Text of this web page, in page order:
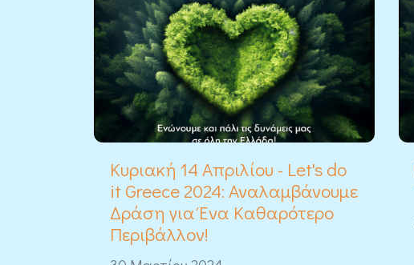
Κυριακή 14 Απριλίου - Let's do
it Greece 2024: Αναλαμβάνουμε
Δράση για Ένα Καθαρότερο
Περιβάλλον!